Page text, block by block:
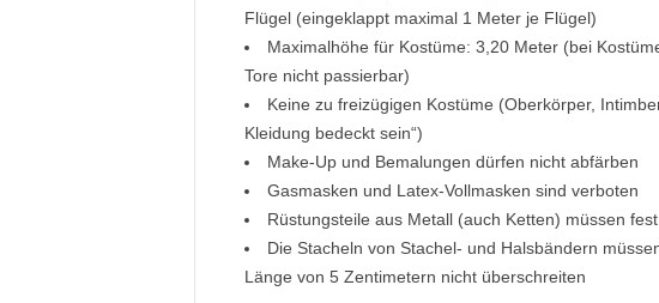
Flügel (eingeklappt maximal 1 Meter je Flügel)
Maximalhöhe für Kostüme: 3,20 Meter (bei
Tore nicht passierbar)
Keine zu freizügigen Kostüme (Oberkörper,
Kleidung bedeckt sein“)
Make-Up und Bemalungen dürfen nicht abfärben
Gasmasken und Latex-Vollmasken sind verboten
Rüstungsteile aus Metall (auch Ketten) müssen
Die Stacheln von Stachel- und Halsbändern
Länge von 5 Zentimetern nicht überschreiten